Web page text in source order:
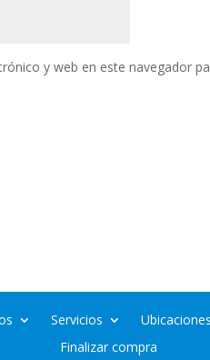
y web en este navegador
Servicios Ubicaciones
Finalizar compra